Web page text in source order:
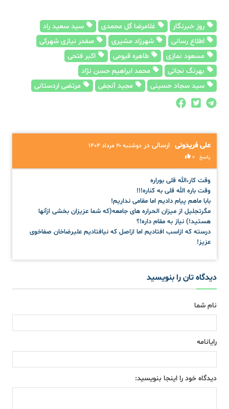
روز خبرنگار غلامرضا گل محمدی
سید سعید راد
اطلاع رسانی
شهرزاد مشیری
صفدر نیازی شهرکی
مسعود نمازی
طاهره قیومی
اکبر فتحی
بهرنگ نجاتی
محمد ابراهیم حسن نژاد
سید سجاد حسینی
مجید آنجفی مرتضی اردستانی
علی فریدونی ارسالی در دوشنبه ۲۰ مرداد ۱۴۰۴
پاسخ 0
وقت کار،الله قلی بوراره
وقت باره الله قلی به کناره!!!
بابا ماهم پیام دادیم اما مقامی نداریم!
مگرتجلیل از میزان الحراره های جامعه(که شما عزیزان بخشی ازآنها
هستید!) نیاز به مقام داره!؟
درسته که ازاسب افتادیم اما ازاصل که نیافتادیم علیرضاخان صفاخوی
عزیز!
دیدگاه تان را بنویسید
نام شما
رایانامه
دیدگاه خود را اینجا بنویسید: